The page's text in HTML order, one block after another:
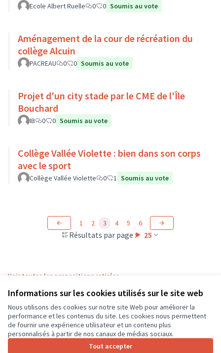
Informations sur les cookies utilisés sur le site web
Nous utilisons des cookies sur notre site Web pour améliorer la
performance et les contenus du site. Les cookies nous permettent
de fournir une expérience utilisateur et un contenu plus
personnalisés à partir de nos canaux de médias sociaux.
Tout accepter
Ecole Albert Ruelle 0 0 Soumis au vote
Aménagement de la cour de récréation du
collège Alcuin
PACREAU 0 0 Soumis au vote
Projet d'un city stade par le CME de l'Île
Bouchard
IB 0 0 Soumis au vote
Collège Vallée Violette : bien dans son corps
avec le sport
Collège Vallée Violette 0 1 Soumis au vote
Résultats par page : 25
1 2 3 4 5 6
Voir toutes les propositions retirées
Conditions d'utilisation
Paramètres des cookies
CD37 sur X
(Lien externe)
CD37 sur Facebook
CD37 sur Instagram
CD37 sur YouTube
(Lien externe)